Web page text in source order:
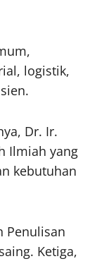
logistik,
Dr. Ir.
Ilmiah yang
kebutuhan
Penulisan
Ketiga,